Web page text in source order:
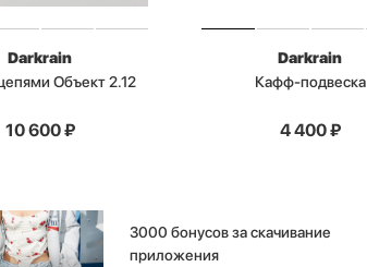
Darkrain
Объект 2.12
10 600₽
Darkrain
Кафф-подвеска
4 400₽
3000 бонусов за скачивание
приложения